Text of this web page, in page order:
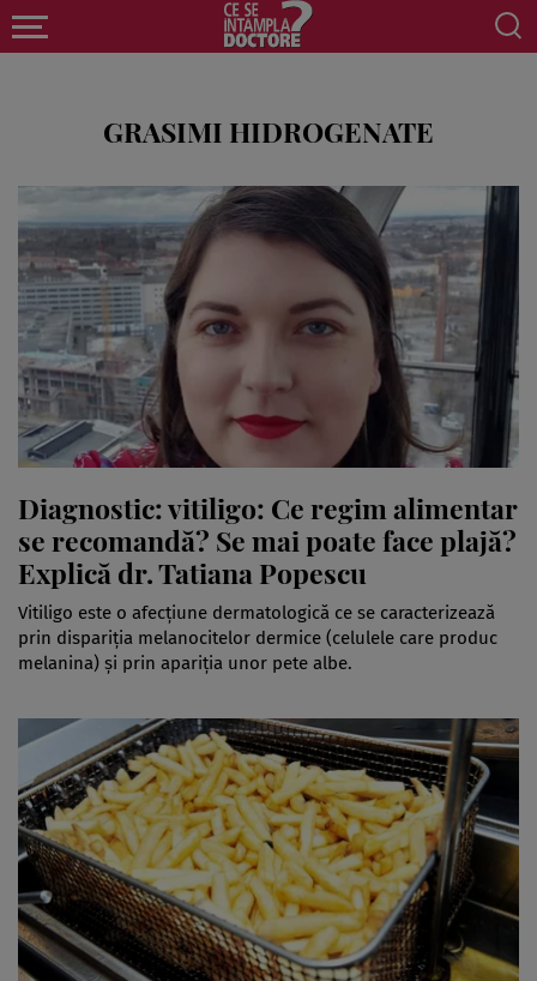
GRASIMI HIDROGENATE
Diagnostic: vitiligo: Ce regim alimentar
se recomandă? Se mai poate face plajă?
Explică dr. Tatiana Popescu
Vitiligo este o afecţiune dermatologică ce se caracterizează
prin dispariţia melanocitelor dermice (celulele care produc
melanina) şi prin apariţia unor pete albe.